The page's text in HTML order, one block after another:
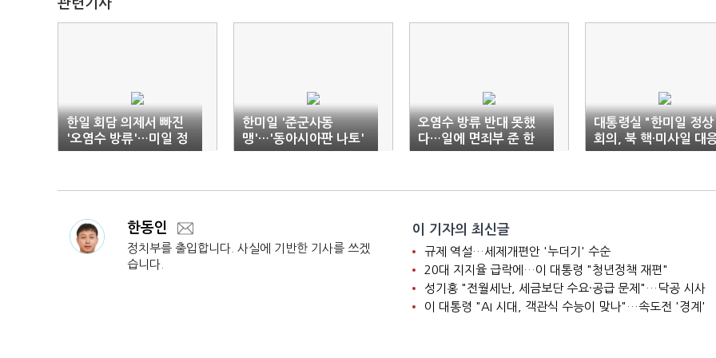
관련기사
한일 회담 의제서 빠진
'오염수 방류'…미일 정
상이 논의했다
한미일 '준군사동
맹'…'동아시아판 나토'
신호탄
오염수 방류 반대 못했
다…일에 면죄부 준 한
미
대통령실 "한미일 정상
회의, 북 핵·미사일 대
기본구조"
한동인
정치부를 출입합니다. 사실에 기반한 기사를 쓰겠
습니다.
이 기자의 최신글
규제 역설…세제개편안 '누더기' 수순
20대 지지율 급락에…이 대통령 "청년정책 재편"
성기홍 "전월세난, 세금보단 수요·공급 문제"…닥공 시사
이 대통령 "AI 시대, 객관식 수능이 맞나"…속도전 '경계'